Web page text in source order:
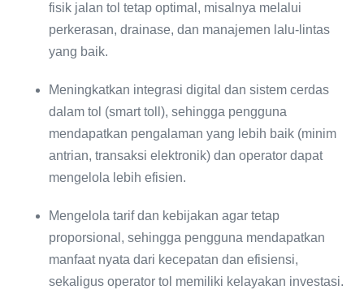
fisik jalan tol tetap optimal, misalnya melalui
perkerasan, drainase, dan manajemen lalu-lintas
yang baik.
Meningkatkan integrasi digital dan sistem cerdas
dalam tol (smart toll), sehingga pengguna
mendapatkan pengalaman yang lebih baik (minim
antrian, transaksi elektronik) dan operator dapat
mengelola lebih efisien.
Mengelola tarif dan kebijakan agar tetap
proporsional, sehingga pengguna mendapatkan
manfaat nyata dari kecepatan dan efisiensi,
sekaligus operator tol memiliki kelayakan investasi.